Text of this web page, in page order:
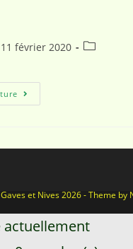
11 février 2020
et Nives 2026 - Theme by
actuellement